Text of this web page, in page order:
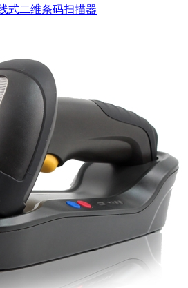
式二维条码扫描器